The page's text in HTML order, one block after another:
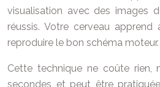
visualisation avec des images
réussis. Votre cerveau
reproduire le bon schéma moteur.
Cette technique ne coûte rien,
secondes et peut être pratiquée